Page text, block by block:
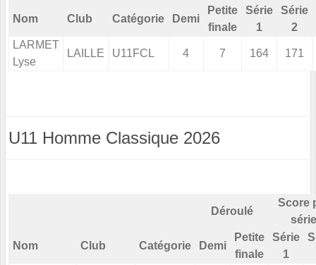
Nom Club Catégorie Demi
Petite
finale
Série
1
Série
2
LARMET
Lyse
LAILLE U11FCL 4 7 164 171
U11 Homme Classique 2026
Déroulé
Score
série
Nom Club Catégorie Demi
Petite
finale
Série
1